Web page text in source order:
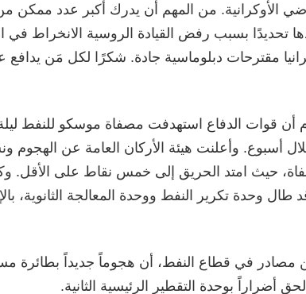
الأوكرانية. من المهم أن يدرك أكبر عدد ممكن
تحديدًا بسبب رفض القيادة الروسية الانخراط في
مقترحات دبلوماسية جادة. شكرًا لكل مَن يدافع
خلال أسبوع. وأعلنت هيئة الأركان العامة عن الهجوم
حيث امتد الحريق إلى خمس نقاط على الأقل.
وحدة تكرير النفط ووحدة المعالجة الثانوية،
مصادر في قطاع النفط، أن هجوماً جديداً بطائرة
بوحدة التقطير الرئيسية الثانية.